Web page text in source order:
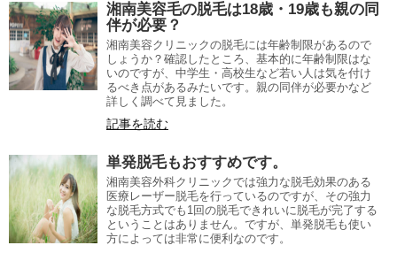
湘南美容毛の脱毛は18歳・19歳も親の同
伴が必要？
湘南美容クリニックの脱毛には年齢制限があるので
しょうか？確認したところ、基本的に年齢制限はな
いのですが、中学生・高校生など若い人は気を付け
るべき点があるみたいです。親の同伴が必要かなど
詳しく調べて見ました。
記事を読む
単発脱毛もおすすめです。
湘南美容外科クリニックでは強力な脱毛効果のある
医療レーザー脱毛を行っているのですが、その強力
な脱毛方式でも1回の脱毛できれいに脱毛が完了する
ということはありません。ですが、単発脱毛も使い
方によっては非常に便利なのです。